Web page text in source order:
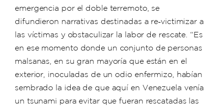
emergencia por el doble terremoto, se
difundieron narrativas destinadas a re‑victimizar a
las víctimas y obstaculizar la labor de rescate. “Es
en ese momento donde un conjunto de personas
malsanas, en su gran mayoría que están en el
exterior, inoculadas de un odio enfermizo, habían
sembrado la idea de que aquí en Venezuela venía
un tsunami para evitar que fueran rescatadas las